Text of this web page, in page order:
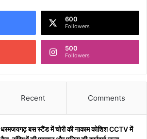
600
Followers
500
Followers
Recent Comments
धरमजयगढ़ बस स्टैंड में चोरी की नाकाम कोशिश CCTV में